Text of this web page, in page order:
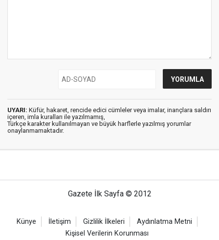
UYARI: Küfür, hakaret, rencide edici cümleler veya imalar, inançlara saldırı
içeren, imla kuralları ile yazılmamış,
Türkçe karakter kullanılmayan ve büyük harflerle yazılmış yorumlar
onaylanmamaktadır.
Gazete İlk Sayfa © 2012
Künye İletişim Gizlilik İlkeleri
Aydınlatma Metni
Kişisel Verilerin Korunması